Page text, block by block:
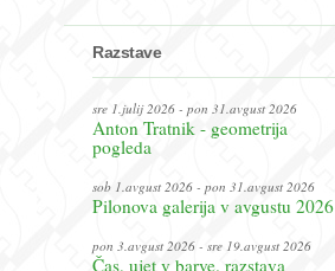
Razstave
sre 1.julij 2026 - pon 31.avgust 2026
Anton Tratnik - geometrija
pogleda
sob 1.avgust 2026 - pon 31.avgust 2026
Pilonova galerija v avgustu 2026
pon 3.avgust 2026 - sre 19.avgust 2026
Čas, ujet v barve. razstava